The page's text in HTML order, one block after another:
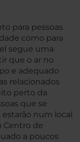
para pessoas
como para
segue uma
que o ar no
e adequado
relacionados
perto da
que se
num local
Centro de
a poucos